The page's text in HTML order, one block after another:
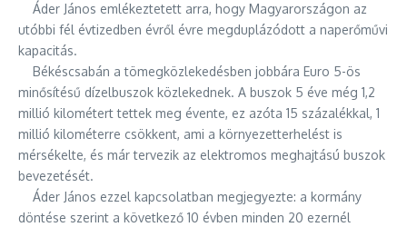
Áder János emlékeztetett arra, hogy Magyarországon az
utóbbi fél évtizedben évről évre megduplázódott a naperőművi
kapacitás.
Békéscsabán a tömegközlekedésben jobbára Euro 5-ös
minősítésű dízelbuszok közlekednek. A buszok 5 éve még 1,2
millió kilométert tettek meg évente, ez azóta 15 százalékkal, 1
millió kilométerre csökkent, ami a környezetterhelést is
mérsékelte, és már tervezik az elektromos meghajtású buszok
bevezetését.
Áder János ezzel kapcsolatban megjegyezte: a kormány
döntése szerint a következő 10 évben minden 20 ezernél